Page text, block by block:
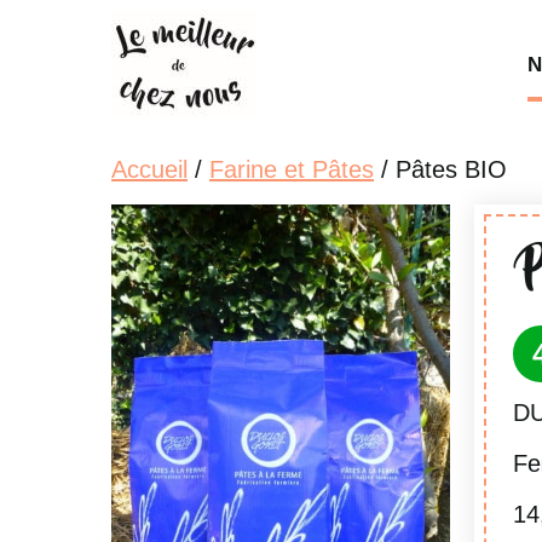
Accueil / Farine et Pâtes / Pâtes BIO